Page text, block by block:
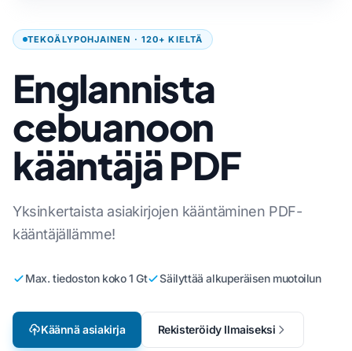
TEKOÄLYPOHJAINEN · 120+ KIELTÄ
Englannista
cebuanoon
kääntäjä PDF
Yksinkertaista asiakirjojen kääntäminen PDF-
kääntäjällämme!
Max. tiedoston koko 1 Gt Säilyttää alkuperäisen muotoilun
Käännä asiakirja Rekisteröidy Ilmaiseksi